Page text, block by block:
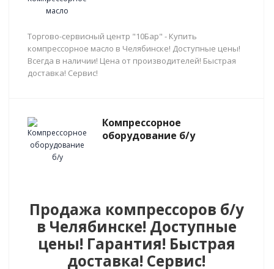
Торгово-сервисный центр "10Бар" - Купить
компрессорное масло в Челябинске! Доступные цены!
Всегда в наличии! Цена от производителей! Быстрая
доставка! Сервис!
Компрессорное
оборудование б/у
Продажа компрессоров б/у
в Челябинске! Доступные
цены! Гарантия! Быстрая
доставка! Сервис!